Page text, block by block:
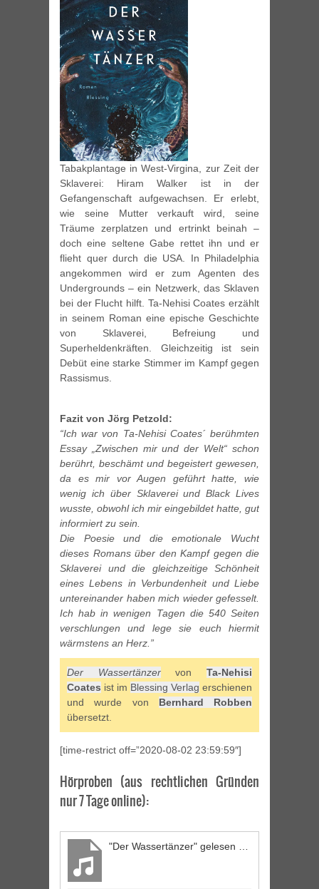
Tabakplantage in West-Virgina, zur Zeit der
Sklaverei: Hiram Walker ist in der
Gefangenschaft aufgewachsen. Er erlebt,
wie seine Mutter verkauft wird, seine
Träume zerplatzen und ertrinkt beinah –
doch eine seltene Gabe rettet ihn und er
flieht quer durch die USA. In Philadelphia
angekommen wird er zum Agenten des
Undergrounds – ein Netzwerk, das Sklaven
bei der Flucht hilft. Ta-Nehisi Coates erzählt
in seinem Roman eine epische Geschichte
von Sklaverei, Befreiung und
Superheldenkräften. Gleichzeitig ist sein
Debüt eine starke Stimmer im Kampf gegen
Rassismus.
Fazit von Jörg Petzold:
“Ich war von Ta-Nehisi Coates´ berühmten
Essay „Zwischen mir und der Welt“ schon
berührt, beschämt und begeistert gewesen,
da es mir vor Augen geführt hatte, wie
wenig ich über Sklaverei und Black Lives
wusste, obwohl ich mir eingebildet hatte, gut
informiert zu sein.
Die Poesie und die emotionale Wucht
dieses Romans über den Kampf gegen die
Sklaverei und die gleichzeitige Schönheit
eines Lebens in Verbundenheit und Liebe
untereinander haben mich wieder gefesselt.
Ich hab in wenigen Tagen die 540 Seiten
verschlungen und lege sie euch hiermit
wärmstens an Herz.”
Der WassertänzervonTa-Nehisi
Coates ist im Blessing Verlag erschienen
und wurde von Bernhard Robben
übersetzt.
[time-restrict off=”2020-08-02 23:59:59″]
Hörproben (aus rechtlichen Gründen
nur 7 Tage online):
"Der Wassertänzer" gelesen von Jörg Petzold (1/6)